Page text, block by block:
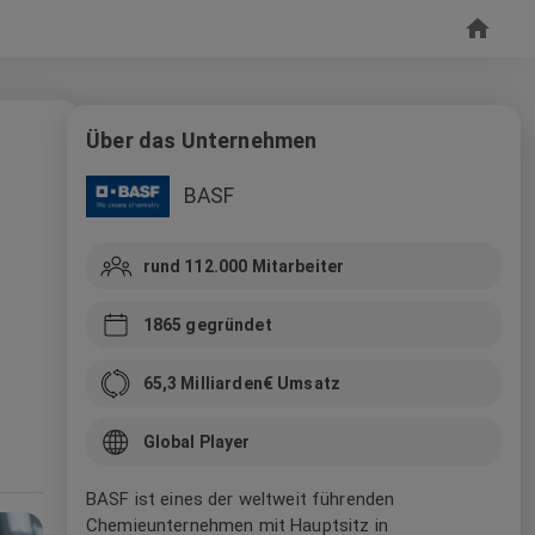
Über das Unternehmen
BASF
rund 112.000 Mitarbeiter
1865 gegründet
65,3 Milliarden€ Umsatz
Global Player
BASF ist eines der weltweit führenden
Chemieunternehmen mit Hauptsitz in